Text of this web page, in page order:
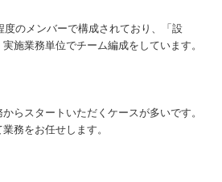
度のメンバーで構成されており、「設
施業務単位でチーム編成をしています。
らスタートいただくケースが多いです。
務をお任せします。